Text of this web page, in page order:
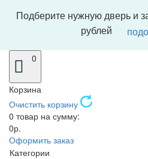
Подберите нужную дверь и
рублей
0
Корзина
Очистить корзину
0 товар на сумму:
0р.
Оформить заказ
Категории